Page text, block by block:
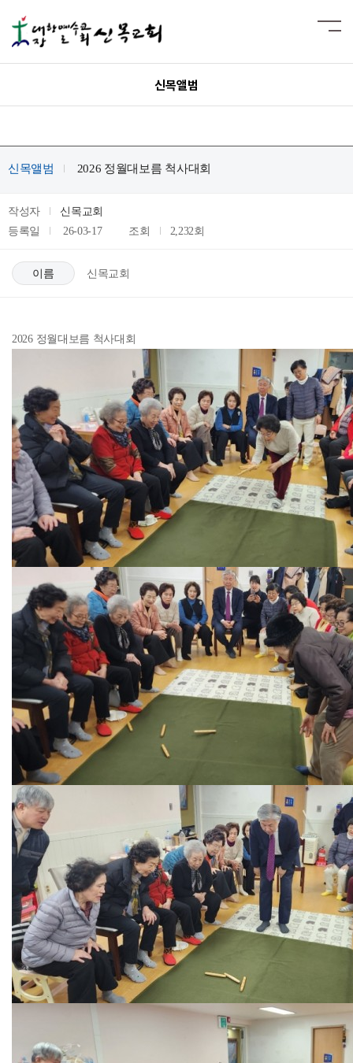
신목앨범
신목앨범 2026 정월대보름 척사대회
작성자
신목교회
등록일
26-03-17 조회 2,232회
이름 신목교회
2026 정월대보름 척사대회